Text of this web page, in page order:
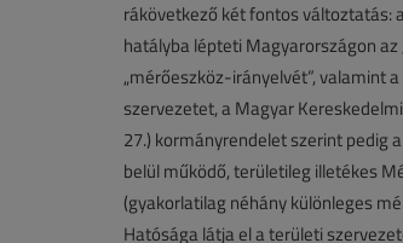
rákövetkező két fontos változtatás:
hatályba lépteti Magyarországon
„mérőeszköz-irányelvét”, valamint
szervezetet, a Magyar
27.) kormányrendelet szerint pedig
belül működő, területileg illetékes
(gyakorlatilag néhány különleges
Hatósága látja el a területi